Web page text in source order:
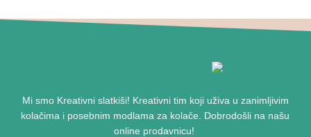
Mi smo Kreativni slatkiši! Kreativni tim koji uživa u zanimljivim
kolačima i posebnim modlama za kolače. Dobrodošli na našu
online prodavnicu!